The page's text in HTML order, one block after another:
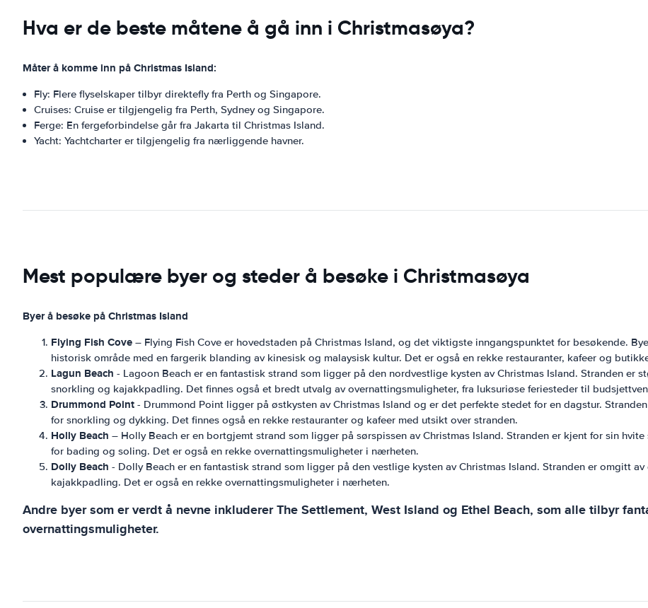
Hva er de beste måtene å gå inn i Christmasøya?
Måter å komme inn på Christmas Island:
Fly: Flere flyselskaper tilbyr direktefly fra Perth og Singapore.
Cruises: Cruise er tilgjengelig fra Perth, Sydney og Singapore.
Ferge: En fergeforbindelse går fra Jakarta til Christmas Island.
Yacht: Yachtcharter er tilgjengelig fra nærliggende havner.
Mest populære byer og steder å besøke i Christmasøya
Byer å besøke på Christmas Island
Flying Fish Cove – Flying Fish Cove er hovedstaden på Christmas Island, og det viktigste inngangspunktet for besøkende.
historisk område med en fargerik blanding av kinesisk og malaysisk kultur. Det er også en rekke restauranter, kafeer og
Lagun Beach - Lagoon Beach er en fantastisk strand som ligger på den nordvestlige kysten av Christmas Island. Stranden er
snorkling og kajakkpadling. Det finnes også et bredt utvalg av overnattingsmuligheter, fra luksuriøse feriesteder til
Drummond Point - Drummond Point ligger på østkysten av Christmas Island og er det perfekte stedet for en dagstur.
for snorkling og dykking. Det finnes også en rekke restauranter og kafeer med utsikt over stranden.
Holly Beach – Holly Beach er en bortgjemt strand som ligger på sørspissen av Christmas Island. Stranden er kjent for sin
for bading og soling. Det er også en rekke overnattingsmuligheter i nærheten.
Dolly Beach - Dolly Beach er en fantastisk strand som ligger på den vestlige kysten av Christmas Island. Stranden er omgitt
kajakkpadling. Det er også en rekke overnattingsmuligheter i nærheten.
Andre byer som er verdt å nevne inkluderer The Settlement, West Island og Ethel Beach, som alle tilbyr
overnattingsmuligheter.